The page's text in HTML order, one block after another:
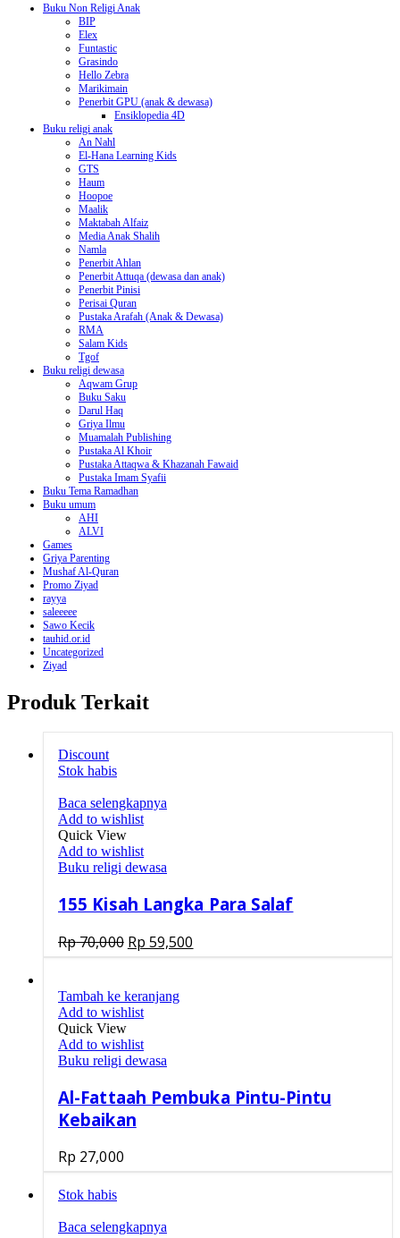
Buku Non Religi Anak
BIP
Elex
Funtastic
Grasindo
Hello Zebra
Marikimain
Penerbit GPU (anak & dewasa)
Ensiklopedia 4D
Buku religi anak
An Nahl
El-Hana Learning Kids
GTS
Haum
Hoopoe
Maalik
Maktabah Alfaiz
Media Anak Shalih
Namla
Penerbit Ahlan
Penerbit Attuqa (dewasa dan anak)
Penerbit Pinisi
Perisai Quran
Pustaka Arafah (Anak & Dewasa)
RMA
Salam Kids
Tgof
Buku religi dewasa
Aqwam Grup
Buku Saku
Darul Haq
Griya Ilmu
Muamalah Publishing
Pustaka Al Khoir
Pustaka Attaqwa & Khazanah Fawaid
Pustaka Imam Syafii
Buku Tema Ramadhan
Buku umum
AHI
ALVI
Games
Griya Parenting
Mushaf Al-Quran
Promo Ziyad
rayya
saleeeee
Sawo Kecik
tauhid.or.id
Uncategorized
Ziyad
Produk Terkait
Discount
Stok habis
Baca selengkapnya
Add to wishlist
Quick View
Add to wishlist
Buku religi dewasa
155 Kisah Langka Para Salaf
Rp70,000 Rp 59,500
Tambah ke keranjang
Add to wishlist
Quick View
Add to wishlist
Buku religi dewasa
Al-Fattaah Pembuka Pintu-Pintu
Kebaikan
Rp 27,000
Stok habis
Baca selengkapnya